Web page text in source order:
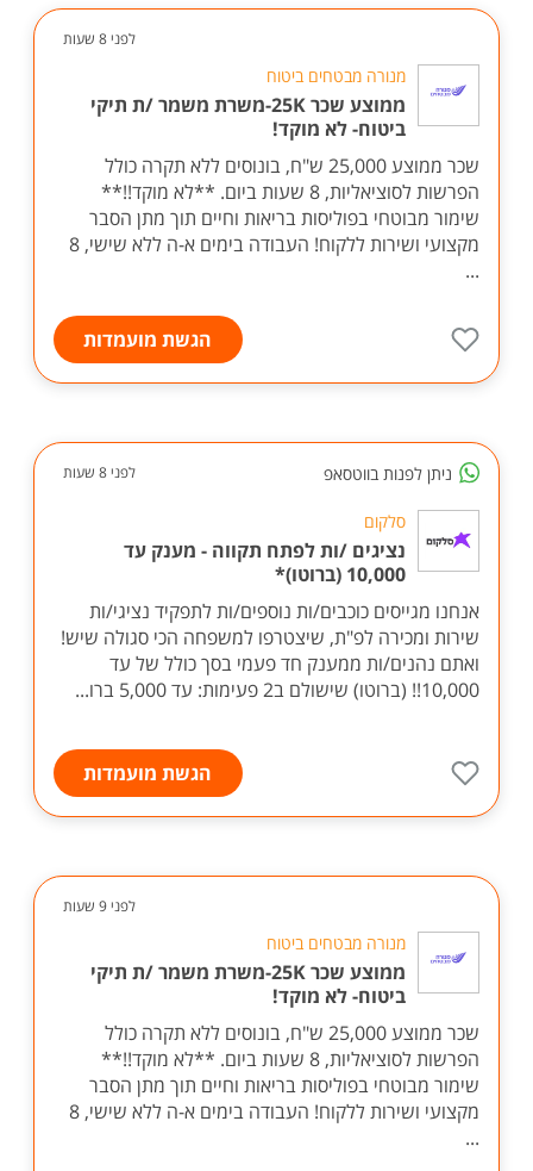
לפני 8 שעות
מנורה מבטחים ביטוח
ממוצע שכר 25K-משרת משמר /ת תיקי
ביטוח- לא מוקד!
שכר ממוצע 25,000 ש"ח, בונוסים ללא תקרה כולל
הפרשות לסוציאליות, 8 שעות ביום. **לא מוקד!!**
שימור מבוטחי בפוליסות בריאות וחיים תוך מתן הסבר
מקצועי ושירות ללקוח! העבודה בימים א-ה ללא שישי, 8
...
הגשת מועמדות
ניתן לפנות בווטסאפ לפני 8 שעות
סלקום
נציגים /ות לפתח תקווה - מענק עד
10,000 (ברוטו)*
אנחנו מגייסים כוכבים/ות נוספים/ות לתפקיד נציגי/ות
שירות ומכירה לפ"ת, שיצטרפו למשפחה הכי סגולה שיש!
ואתם נהנים/ות ממענק חד פעמי בסך כולל של עד
10,000!! (ברוטו) שישולם ב2 פעימות: עד 5,000 ברו...
הגשת מועמדות
לפני 9 שעות
מנורה מבטחים ביטוח
ממוצע שכר 25K-משרת משמר /ת תיקי
ביטוח- לא מוקד!
שכר ממוצע 25,000 ש"ח, בונוסים ללא תקרה כולל
הפרשות לסוציאליות, 8 שעות ביום. **לא מוקד!!**
שימור מבוטחי בפוליסות בריאות וחיים תוך מתן הסבר
מקצועי ושירות ללקוח! העבודה בימים א-ה ללא שישי, 8
...